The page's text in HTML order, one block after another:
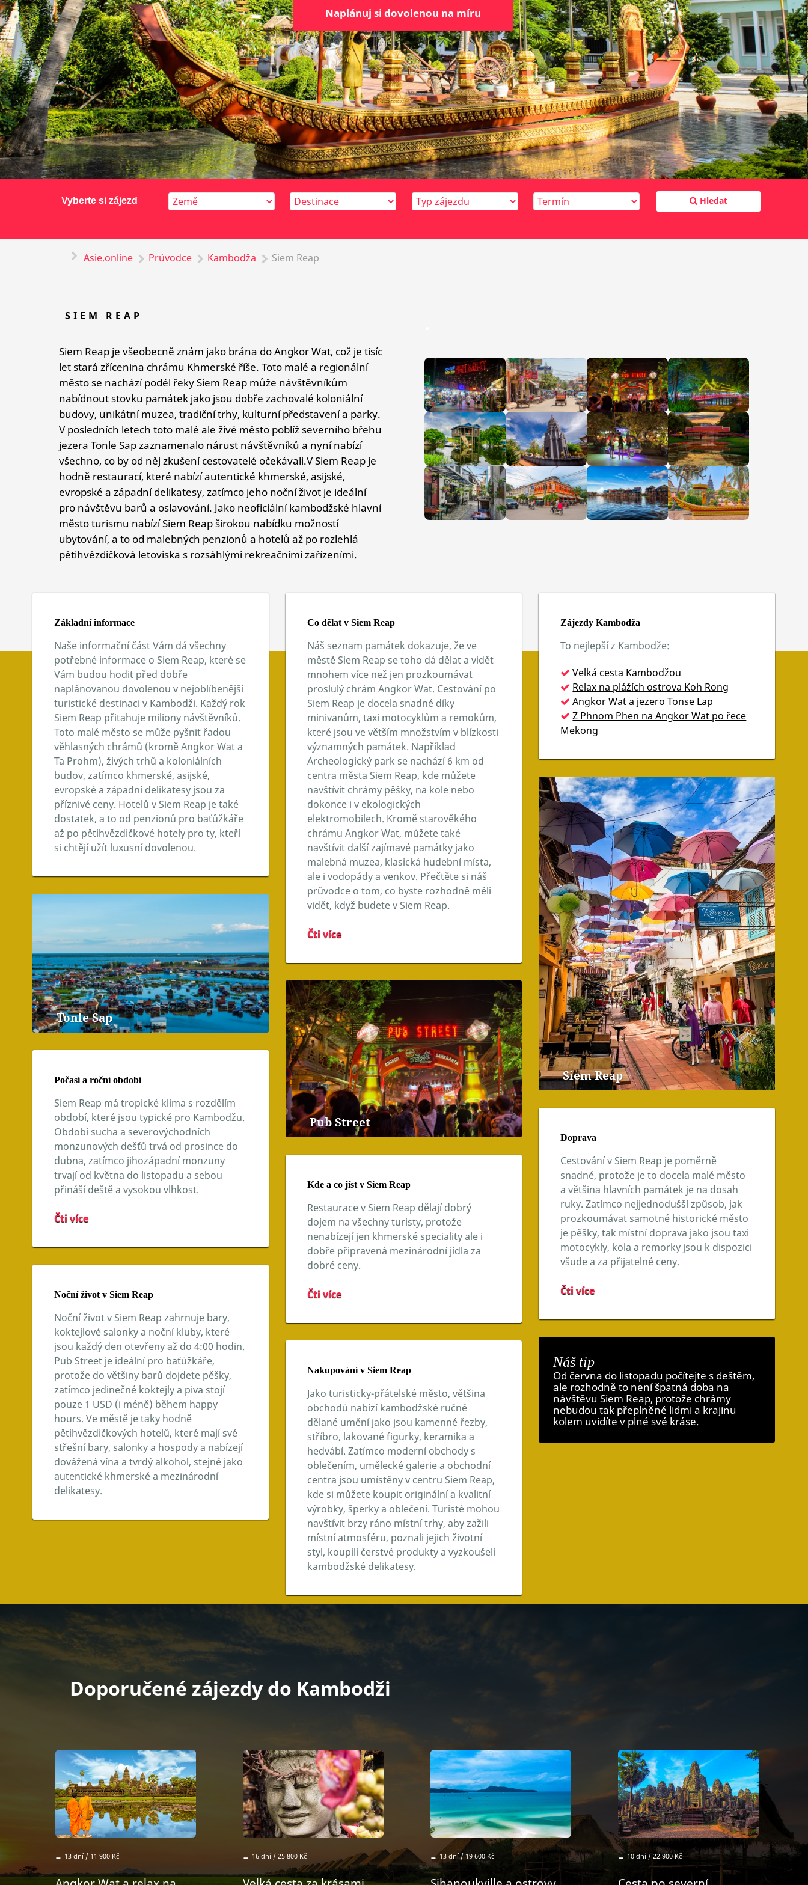
Vyberte si zájezd Hledat
Asie.online Průvodce Kambodža Siem Reap
SIEM REAP
Siem Reap je všeobecně znám jako brána do Angkor Wat, což je tisíc
let stará zřícenina chrámu Khmerské říše. Toto malé a regionální
město se nachází podél řeky Siem Reap může návštěvníkům
nabídnout stovku památek jako jsou dobře zachovalé koloniální
budovy, unikátní muzea, tradiční trhy, kulturní představení a parky.
V posledních letech toto malé ale živé město poblíž severního břehu
jezera Tonle Sap zaznamenalo nárust návštěvníků a nyní nabízí
všechno, co by od něj zkušení cestovatelé očekávali.V Siem Reap je
hodně restaurací, které nabízí autentické khmerské, asijské,
evropské a západní delikatesy, zatímco jeho noční život je ideální
pro návštěvu barů a oslavování. Jako neoficiální kambodžské hlavní
město turismu nabízí Siem Reap širokou nabídku možností
ubytování, a to od malebných penzionů a hotelů až po rozlehlá
pětihvězdičková letoviska s rozsáhlými rekreačními zařízeními.
Základní informace
Naše informační část Vám dá všechny
potřebné informace o Siem Reap, které se
Vám budou hodit před dobře
naplánovanou dovolenou v nejoblíbenější
turistické destinaci v Kambodži. Každý rok
Siem Reap přitahuje miliony návštěvníků.
Toto malé město se může pyšnit řadou
věhlasných chrámů (kromě Angkor Wat a
Ta Prohm), živých trhů a koloniálních
budov, zatímco khmerské, asijské,
evropské a západní delikatesy jsou za
příznivé ceny. Hotelů v Siem Reap je také
dostatek, a to od penzionů pro baťůžkáře
až po pětihvězdičkové hotely pro ty, kteří
si chtějí užít luxusní dovolenou.
Co dělat v Siem Reap
Náš seznam památek dokazuje, že ve
městě Siem Reap se toho dá dělat a vidět
mnohem více než jen prozkoumávat
proslulý chrám Angkor Wat. Cestování po
Siem Reap je docela snadné díky
minivanům, taxi motocyklům a remokům,
které jsou ve větším množstvím v blízkosti
významných památek. Například
Archeologický park se nachází 6 km od
centra města Siem Reap, kde můžete
navštívit chrámy pěšky, na kole nebo
dokonce i v ekologických
elektromobilech. Kromě starověkého
chrámu Angkor Wat, můžete také
navštívit další zajímavé památky jako
malebná muzea, klasická hudební místa,
ale i vodopády a venkov. Přečtěte si náš
průvodce o tom, co byste rozhodně měli
vidět, když budete v Siem Reap.
Čti více
Zájezdy Kambodža
To nejlepší z Kambodže:
Velká cesta Kambodžou
Relax na plážích ostrova Koh Rong
Angkor Wat a jezero Tonse Lap
Z Phnom Phen na Angkor Wat po řece
Mekong
Siem Reap
Tonle Sap
Pub Street
Počasí a roční období
Siem Reap má tropické klima s rozdělím
období, které jsou typické pro Kambodžu.
Období sucha a severovýchodních
monzunových dešťů trvá od prosince do
dubna, zatímco jihozápadní monzuny
trvají od května do listopadu a sebou
přináší deště a vysokou vlhkost.
Čti více
Doprava
Cestování v Siem Reap je poměrně
snadné, protože je to docela malé město
a většina hlavních památek je na dosah
ruky. Zatímco nejjednodušší způsob, jak
prozkoumávat samotné historické město
je pěšky, tak místní doprava jako jsou taxi
motocykly, kola a remorky jsou k dispozici
všude a za přijatelné ceny.
Čti více
Kde a co jíst v Siem Reap
Restaurace v Siem Reap dělají dobrý
dojem na všechny turisty, protože
nenabízejí jen khmerské speciality ale i
dobře připravená mezinárodní jídla za
dobré ceny.
Čti více
Noční život v Siem Reap
Noční život v Siem Reap zahrnuje bary,
koktejlové salonky a noční kluby, které
jsou každý den otevřeny až do 4:00 hodin.
Pub Street je ideální pro baťůžkáře,
protože do většiny barů dojdete pěšky,
zatímco jedinečné koktejly a piva stojí
pouze 1 USD (i méně) během happy
hours. Ve městě je taky hodně
pětihvězdičkových hotelů, které mají své
střešní bary, salonky a hospody a nabízejí
dovážená vína a tvrdý alkohol, stejně jako
autentické khmerské a mezinárodní
delikatesy.
Náš tip
Od června do listopadu počítejte s deštěm,
ale rozhodně to není špatná doba na
návštěvu Siem Reap, protože chrámy
nebudou tak přeplněné lidmi a krajinu
kolem uvidíte v plné své kráse.
Nakupování v Siem Reap
Jako turisticky-přátelské město, většina
obchodů nabízí kambodžské ručně
dělané umění jako jsou kamenné řezby,
stříbro, lakované figurky, keramika a
hedvábí. Zatímco moderní obchody s
oblečením, umělecké galerie a obchodní
centra jsou umístěny v centru Siem Reap,
kde si můžete koupit originální a kvalitní
výrobky, šperky a oblečení. Turisté mohou
navštívit brzy ráno místní trhy, aby zažili
místní atmosféru, poznali jejich životní
styl, koupili čerstvé produkty a vyzkoušeli
kambodžské delikatesy.
Doporučené zájezdy do Kambodži
- 13 dní / 11 900 Kč - 16 dní / 25 800 Kč - 13 dní / 19 600 Kč - 10 dní / 22 900 Kč